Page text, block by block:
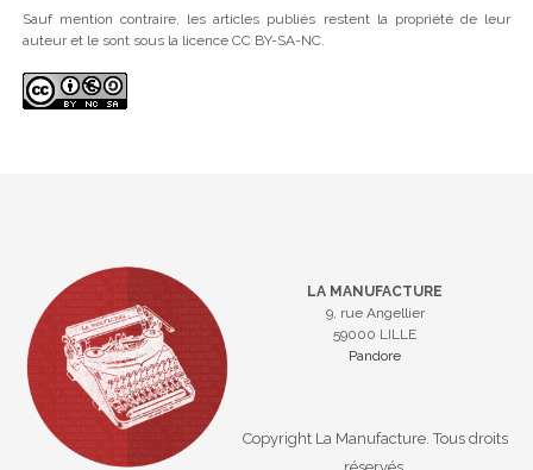
Sauf mention contraire, les articles publiés restent la propriété de leur
auteur et le sont sous la licence CC BY-SA-NC.
LA MANUFACTURE
9, rue Angellier
59000 LILLE
Pandore
Copyright La Manufacture. Tous droits